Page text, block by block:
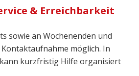
& Erreichbarkeit
sowie an Wochenenden und
möglich. In
kurzfristig Hilfe organisiert